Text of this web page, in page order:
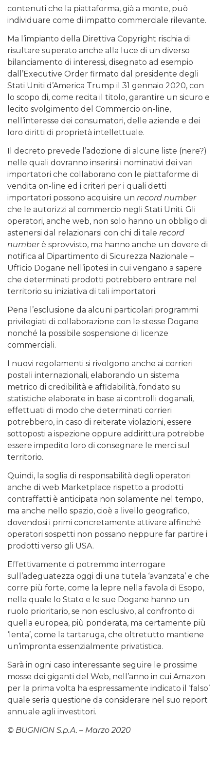
contenuti che la piattaforma, già a monte, può
individuare come di impatto commerciale rilevante.
Ma l’impianto della Direttiva Copyright rischia di
risultare superato anche alla luce di un diverso
bilanciamento di interessi, disegnato ad esempio
dall’Executive Order firmato dal presidente degli
Stati Uniti d’America Trump il 31 gennaio 2020, con
lo scopo di, come recita il titolo, garantire un sicuro e
lecito svolgimento del Commercio on-line,
nell’interesse dei consumatori, delle aziende e dei
loro diritti di proprietà intellettuale.
Il decreto prevede l’adozione di alcune liste (nere?)
nelle quali dovranno inserirsi i nominativi dei vari
importatori che collaborano con le piattaforme di
vendita on-line ed i criteri per i quali detti
importatori possono acquisire un record number
che le autorizzi al commercio negli Stati Uniti. Gli
operatori, anche web, non solo hanno un obbligo di
astenersi dal relazionarsi con chi di tale record
numberè sprovvisto, ma hanno anche un dovere di
notifica al Dipartimento di Sicurezza Nazionale –
Ufficio Dogane nell’ipotesi in cui vengano a sapere
che determinati prodotti potrebbero entrare nel
territorio su iniziativa di tali importatori.
Pena l’esclusione da alcuni particolari programmi
privilegiati di collaborazione con le stesse Dogane
nonché la possibile sospensione di licenze
commerciali.
I nuovi regolamenti si rivolgono anche ai corrieri
postali internazionali, elaborando un sistema
metrico di credibilità e affidabilità, fondato su
statistiche elaborate in base ai controlli doganali,
effettuati di modo che determinati corrieri
potrebbero, in caso di reiterate violazioni, essere
sottoposti a ispezione oppure addirittura potrebbe
essere impedito loro di consegnare le merci sul
territorio.
Quindi, la soglia di responsabilità degli operatori
anche di web Marketplace rispetto a prodotti
contraffatti è anticipata non solamente nel tempo,
ma anche nello spazio, cioè a livello geografico,
dovendosi i primi concretamente attivare affinché
operatori sospetti non possano neppure far partire i
prodotti verso gli USA.
Effettivamente ci potremmo interrogare
sull’adeguatezza oggi di una tutela ‘avanzata’ e che
corre più forte, come la lepre nella favola di Esopo,
nella quale lo Stato e le sue Dogane hanno un
ruolo prioritario, se non esclusivo, al confronto di
quella europea, più ponderata, ma certamente più
‘lenta’, come la tartaruga, che oltretutto mantiene
un’impronta essenzialmente privatistica.
Sarà in ogni caso interessante seguire le prossime
mosse dei giganti del Web, nell’anno in cui Amazon
per la prima volta ha espressamente indicato il ‘falso’
quale seria questione da considerare nel suo report
annuale agli investitori.
© BUGNION S.p.A. – Marzo 2020